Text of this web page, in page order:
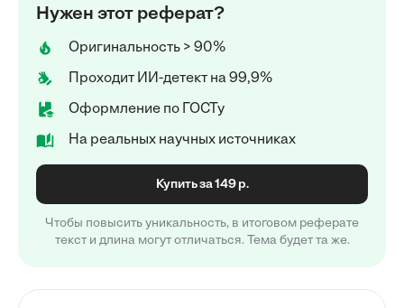
Нужен этот реферат?
Оригинальность > 90%
Проходит ИИ-детект на 99,9%
Оформление по ГОСТу
На реальных научных источниках
Купить за 149 р.
Чтобы повысить уникальность, в итоговом реферате
текст и длина могут отличаться. Тема будет та же.